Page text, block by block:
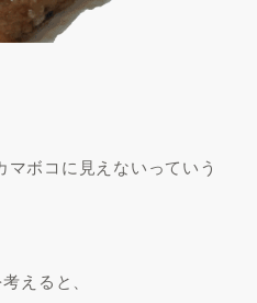
ボコに見えないっていう
えると、